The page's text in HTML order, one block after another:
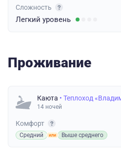
Сложность
Легкий уровень
Проживание
Каюта • Теплоход
14 ночей
Комфорт
Средний Выше среднего